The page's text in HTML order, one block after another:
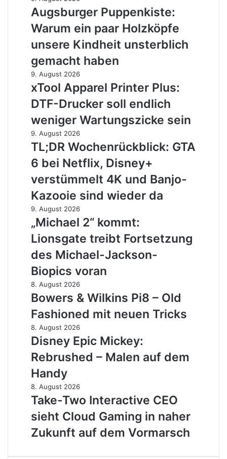
wird
Genau
das
hat
dem
AMS
gefehlt
Puppenkiste:
Warum
ein
paar
Holzköpfe
unsere
Kindheit
unsterblich
gemacht
haben
Augsburger Puppenkiste:
Warum ein paar Holzköpfe
unsere Kindheit unsterblich
gemacht haben
xTool
Apparel
Printer
Plus:
DTF-
Drucker
soll
endlich
weniger
Wartungszicke
sein
9. August 2026
xTool Apparel Printer Plus:
DTF-Drucker soll endlich
weniger Wartungszicke sein
TL;DR
Wochenrückblick:
6
bei
Netflix,
Disney+
verstümmelt
4K
und
Banjo-
Kazooie
sind
wieder
da
9. August 2026
TL;DR Wochenrückblick: GTA
6 bei Netflix, Disney+
verstümmelt 4K und Banjo-
Kazooie sind wieder da
„Michael
2“
kommt:
Lionsgate
treibt
Fortsetzung
des
Michael-
Jackson-
Biopics
voran
9. August 2026
„Michael 2“ kommt:
Lionsgate treibt Fortsetzung
des Michael-Jackson-
Biopics voran
Bowers
&
Wilkins
Pi8
–
Old
Fashioned
mit
neuen
Tricks
8. August 2026
Bowers & Wilkins Pi8 – Old
Fashioned mit neuen Tricks
Disney
Epic
Mickey:
Rebrushed
–
Malen
auf
dem
Handy
8. August 2026
Disney Epic Mickey:
Rebrushed – Malen auf dem
Handy
Take-
Two
Interactive
CEO
sieht
Cloud
8. August 2026
Take-Two Interactive CEO
sieht Cloud Gaming in naher
Zukunft auf dem Vormarsch